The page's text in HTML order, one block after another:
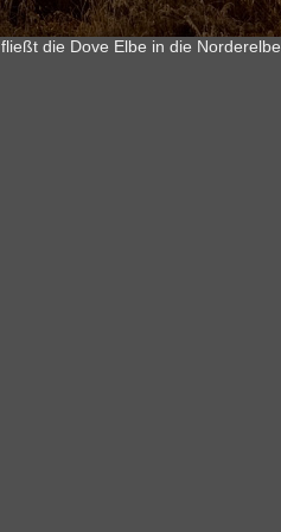
fließt die Dove Elbe in die Norderelbe